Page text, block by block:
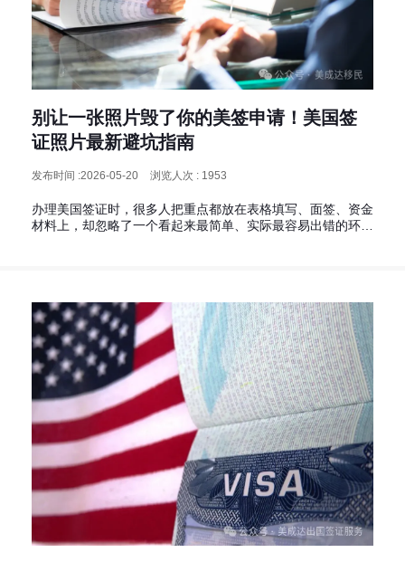
别让一张照片毁了你的美签申请！美国签
证照片最新避坑指南
发布时间 :2026-05-20 浏览人次 : 1953
办理美国签证时，很多人把重点都放在表格填写、面签、资金
材料上，却忽略了一个看起来最简单、实际最容易出错的环